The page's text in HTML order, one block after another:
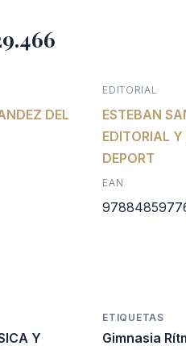
precio
actual
$29.466.
DEL
EDITORIAL
ESTEBAN
EDITORIAL Y
DEPORT
EAN
Y
ETIQUETAS
Gimnasia